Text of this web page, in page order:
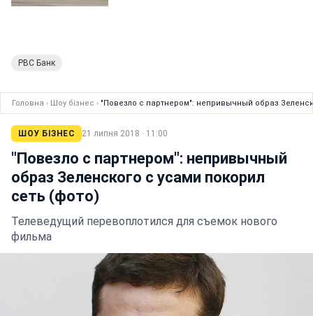
РВС Банк
Головна › Шоу бізнес › "Повезло с партнером": непривычный образ
ШОУ БІЗНЕС 21 липня 2018 · 11:00
"Повезло с партнером": непривычный
образ Зеленского с усами покорил
сеть (фото)
Телеведущий перевоплотился для съемок нового
фильма